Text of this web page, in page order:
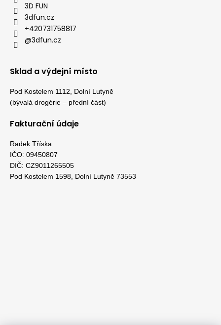
3D FUN
3dfun.cz
+420731758817
@3dfun.cz
Sklad a výdejní místo
Pod Kostelem 1112, Dolní Lutyně
(bývalá drogérie – přední část)
Fakturační údaje
Radek Tříska
IČO: 09450807
DIČ: CZ9011265505
Pod Kostelem 1598, Dolní Lutyně 73553